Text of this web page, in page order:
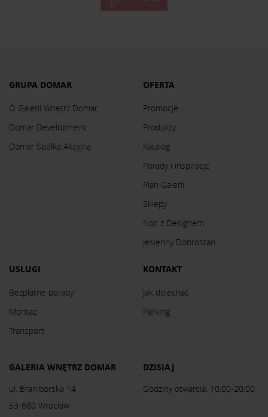
GRUPA DOMAR
O Galerii Wnętrz Domar
Domar Development
Domar Spółka Akcyjna
OFERTA
Promocje
Produkty
Katalog
Porady i inspiracje
Plan Galerii
Sklepy
Noc z Designem
Jesienny Dobrostan
USŁUGI
Bezpłatne porady
Montaż
Transport
KONTAKT
Jak dojechać
Parking
GALERIA WNĘTRZ DOMAR
ul. Braniborska 14
53-680 Wrocław
DZISIAJ
Godziny otwarcia: 10:00-20:00